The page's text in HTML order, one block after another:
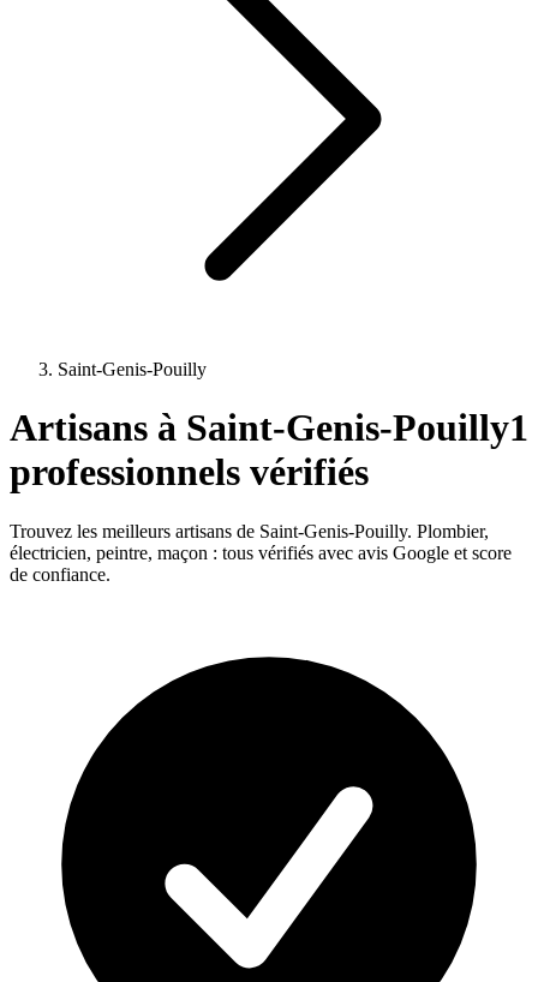
Saint-Genis-Pouilly
Artisans à Saint-Genis-Pouilly1
professionnels vérifiés
Trouvez les meilleurs artisans de Saint-Genis-Pouilly. Plombier,
électricien, peintre, maçon : tous vérifiés avec avis Google et score
de confiance.